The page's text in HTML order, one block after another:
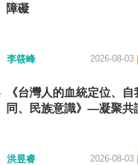
障礙
李筱峰 2026-08-03
《台灣人的血統定位、自
同、民族意識》—凝聚共
洪昱睿 2026-08-03